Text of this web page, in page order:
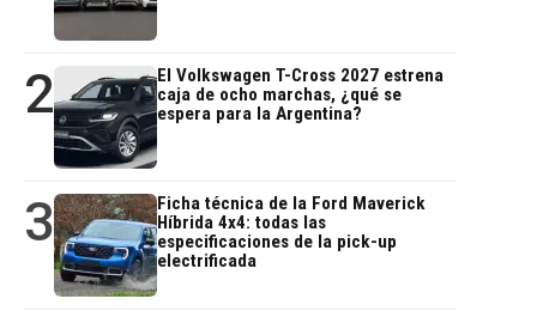
2
El Volkswagen T-Cross 2027 estrena
caja de ocho marchas, ¿qué se
espera para la Argentina?
3
Ficha técnica de la Ford Maverick
Híbrida 4x4: todas las
especificaciones de la pick-up
electrificada